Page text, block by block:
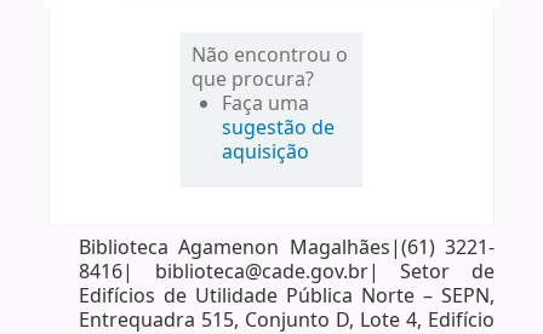
Não encontrou o
que procura?
Faça uma
sugestão de
aquisição
Biblioteca Agamenon Magalhães|(61) 3221-
8416| biblioteca@cade.gov.br| Setor de
Edifícios de Utilidade Pública Norte – SEPN,
Entrequadra 515, Conjunto D, Lote 4, Edifício